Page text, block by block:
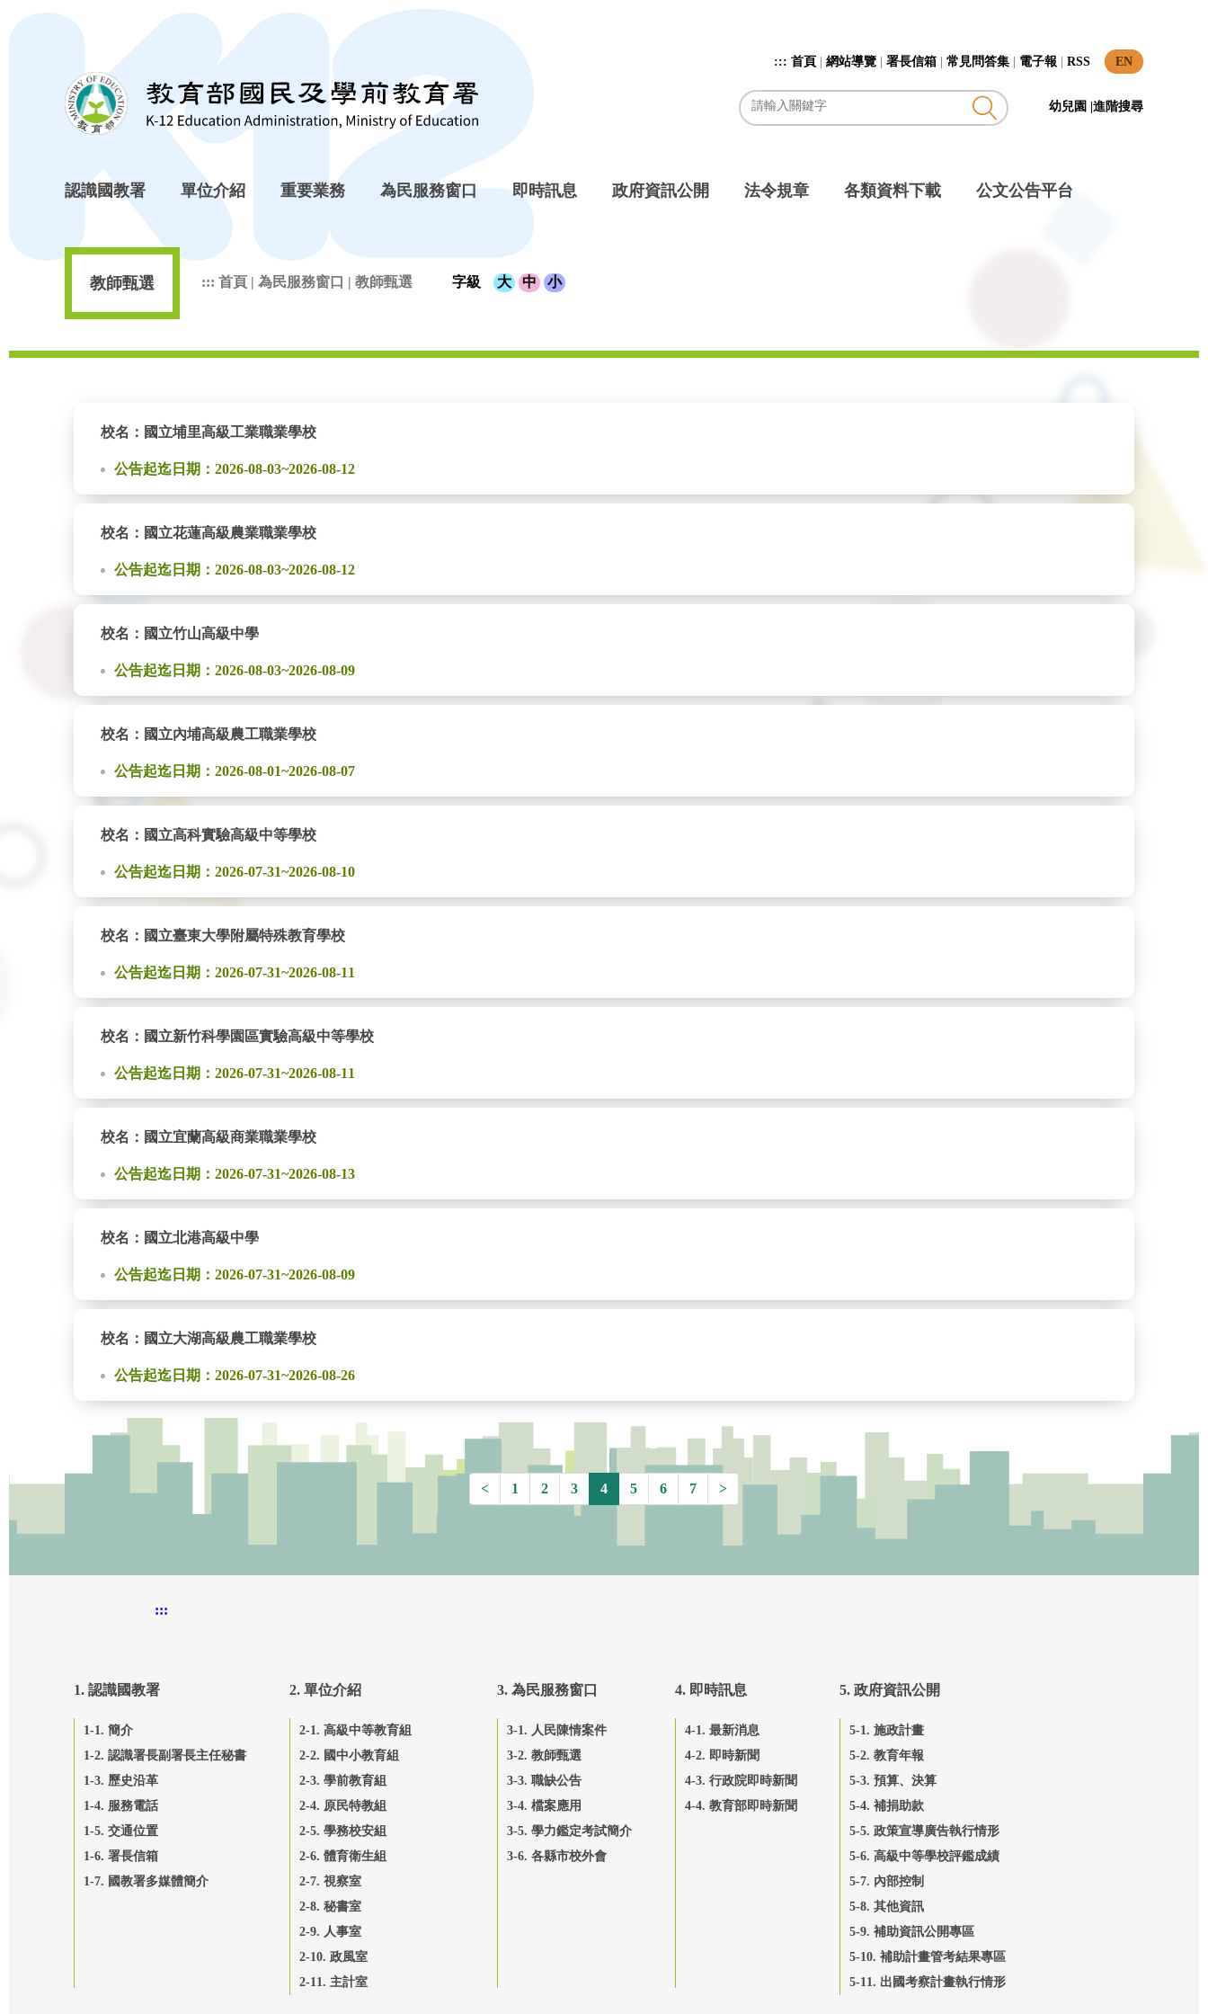
跳到主要內容區塊
::: 首頁 網站導覽 署長信箱 常見問答集 電子報 RSS EN
幼兒園 進階搜尋
認識國教署 單位介紹 重要業務 為民服務窗口 即時訊息 政府資訊公開 法令規章 各類資料下載 公文公告平台
教師甄選 ::: 首頁 | 為民服務窗口 | 教師甄選 字級 大 中 小
校名：國立埔里高級工業職業學校
公告起迄日期：2026-08-03~2026-08-12
校名：國立花蓮高級農業職業學校
公告起迄日期：2026-08-03~2026-08-12
校名：國立竹山高級中學
公告起迄日期：2026-08-03~2026-08-09
校名：國立內埔高級農工職業學校
公告起迄日期：2026-08-01~2026-08-07
校名：國立高科實驗高級中等學校
公告起迄日期：2026-07-31~2026-08-10
校名：國立臺東大學附屬特殊教育學校
公告起迄日期：2026-07-31~2026-08-11
校名：國立新竹科學園區實驗高級中等學校
公告起迄日期：2026-07-31~2026-08-11
校名：國立宜蘭高級商業職業學校
公告起迄日期：2026-07-31~2026-08-13
校名：國立北港高級中學
公告起迄日期：2026-07-31~2026-08-09
校名：國立大湖高級農工職業學校
公告起迄日期：2026-07-31~2026-08-26
< 1 2 3 4 5 6 7 >
:::
1. 認識國教署
1-1. 簡介
1-2. 認識署長副署長主任秘書
1-3. 歷史沿革
1-4. 服務電話
1-5. 交通位置
1-6. 署長信箱
1-7. 國教署多媒體簡介
2. 單位介紹
2-1. 高級中等教育組
2-2. 國中小教育組
2-3. 學前教育組
2-4. 原民特教組
2-5. 學務校安組
2-6. 體育衛生組
2-7. 視察室
2-8. 秘書室
2-9. 人事室
2-10. 政風室
2-11. 主計室
3. 為民服務窗口
3-1. 人民陳情案件
3-2. 教師甄選
3-3. 職缺公告
3-4. 檔案應用
3-5. 學力鑑定考試簡介
3-6. 各縣市校外會
4. 即時訊息
4-1. 最新消息
4-2. 即時新聞
4-3. 行政院即時新聞
4-4. 教育部即時新聞
5. 政府資訊公開
5-1. 施政計畫
5-2. 教育年報
5-3. 預算、決算
5-4. 補捐助款
5-5. 政策宣導廣告執行情形
5-6. 高級中等學校評鑑成績
5-7. 內部控制
5-8. 其他資訊
5-9. 補助資訊公開專區
5-10. 補助計畫管考結果專區
5-11. 出國考察計畫執行情形